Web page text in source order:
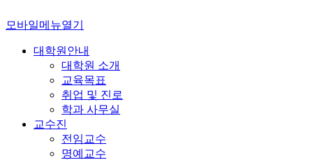
모바일메뉴열기
대학원안내
대학원 소개
교육목표
취업 및 진로
학과 사무실
교수진
전임교수
명예교수